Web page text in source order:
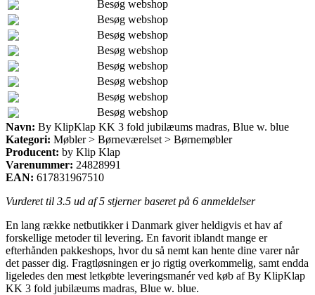
Besøg webshop
Besøg webshop
Besøg webshop
Besøg webshop
Besøg webshop
Besøg webshop
Besøg webshop
Besøg webshop
Navn: By KlipKlap KK 3 fold jubilæums madras, Blue w. blue
Kategori: Møbler > Børneværelset > Børnemøbler
Producent: by Klip Klap
Varenummer: 24828991
EAN: 617831967510
Vurderet til 3.5 ud af 5 stjerner baseret på 6 anmeldelser
En lang række netbutikker i Danmark giver heldigvis et hav af
forskellige metoder til levering. En favorit iblandt mange er
efterhånden pakkeshops, hvor du så nemt kan hente dine varer når
det passer dig. Fragtløsningen er jo rigtig overkommelig, samt endda
ligeledes den mest letkøbte leveringsmanér ved køb af By KlipKlap
KK 3 fold jubilæums madras, Blue w. blue.